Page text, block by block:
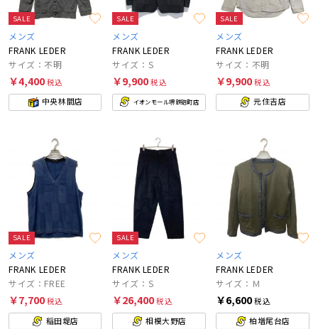
SALE
メンズ
FRANK LEDER
サイズ：不明
￥4,400税込
中央林間店
SALE
メンズ
FRANK LEDER
サイズ：S
￥9,900税込
イオンモール堺鉄砲町店
SALE
メンズ
FRANK LEDER
サイズ：不明
￥9,900税込
元住吉店
SALE
メンズ
FRANK LEDER
サイズ：FREE
￥7,700税込
稲田堤店
SALE
メンズ
FRANK LEDER
サイズ：S
￥26,400税込
相模大野店
メンズ
FRANK LEDER
サイズ：Ｍ
￥6,600税込
柏増尾台店